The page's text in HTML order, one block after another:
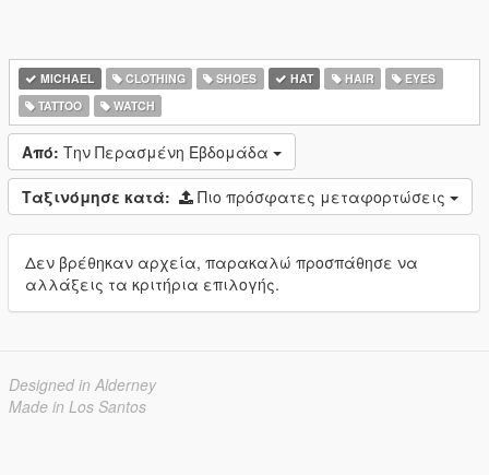
MICHAEL CLOTHING SHOES HAT HAIR
EYES
TATTOO
WATCH
Από: Την Περασμένη Εβδομάδα
Ταξινόμησε κατά: Πιο πρόσφατες μεταφορτώσεις
Δεν βρέθηκαν αρχεία, παρακαλώ προσπάθησε να
αλλάξεις τα κριτήρια επιλογής.
Designed in Alderney
Made in Los Santos